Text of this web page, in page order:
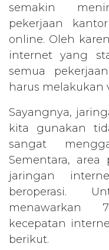
semakin
pekerjaan
online. Oleh
internet yang
semua
harus melakukan
Sayangnya,
kita gunakan
sangat
Sementara,
jaringan
beroperasi.
menawarkan
kecepatan
berikut.